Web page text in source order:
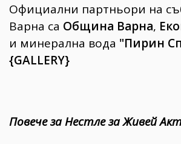
Официални партньори на
Варна са Община Варна,
и минерална вода "Пирин
{GALLERY}
Повече за Нестле за Живей